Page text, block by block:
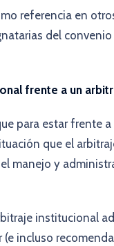
referencia en
del
frente a un
para estar frente
que el
manejo y
institucional
incluso